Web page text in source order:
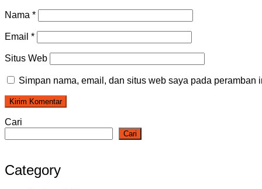
Nama *
Email *
Situs Web
Simpan nama, email, dan situs web saya pada peramban
Cari
Cari
Category